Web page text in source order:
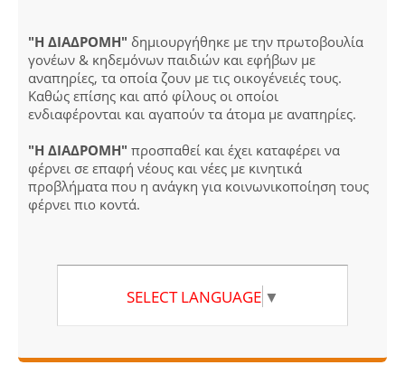
"Η ΔΙΑΔΡΟΜΗ" δημιουργήθηκε με την πρωτοβουλία
γονέων & κηδεμόνων παιδιών και εφήβων με
αναπηρίες, τα οποία ζουν με τις οικογένειές τους.
Καθώς επίσης και από φίλους οι οποίοι
ενδιαφέρονται και αγαπούν τα άτομα με αναπηρίες.
"Η ΔΙΑΔΡΟΜΗ" προσπαθεί και έχει καταφέρει να
φέρνει σε επαφή νέους και νέες με κινητικά
προβλήματα που η ανάγκη για κοινωνικοποίηση τους
φέρνει πιο κοντά.
SELECT LANGUAGE ▼